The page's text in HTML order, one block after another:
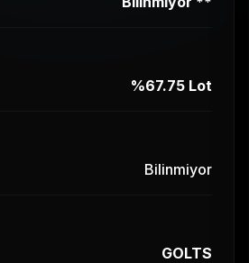
%67.75 Lot
Bilinmiyor
GOLTS